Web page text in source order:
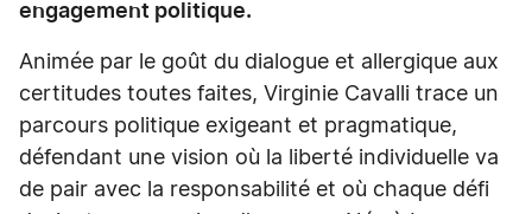
engagement politique.
Animée par le goût du dialogue et allergique aux
certitudes toutes faites, Virginie Cavalli trace un
parcours politique exigeant et pragmatique,
défendant une vision où la liberté individuelle va
de pair avec la responsabilité et où chaque défi